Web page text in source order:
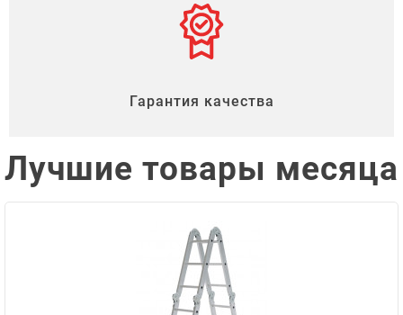
Гарантия качества
Лучшие товары месяца